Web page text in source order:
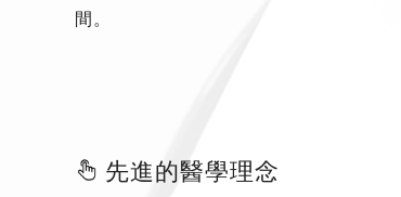
間。
先進的醫學理念